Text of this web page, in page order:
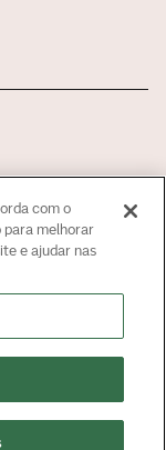
com o
para melhorar
e ajudar nas